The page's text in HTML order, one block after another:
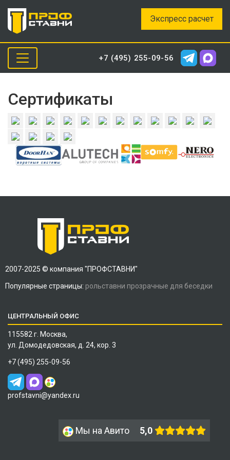
Экспресс расчет
+7 (495) 255-09-56
Сертификаты
2007-2025 © компания "ПРОФСТАВНИ"
Популярные страницы: рольставни прозрачные для беседки
ЦЕНТРАЛЬНЫЙ ОФИС
115582 г. Москва,
ул. Домодедовская, д. 24, кор. 3
+7 (495) 255-09-56
profstavni@yandex.ru
Мы на Авито 5,0